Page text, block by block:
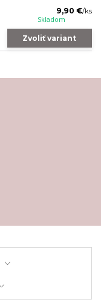
9,90 €/ks
Skladom
Zvoliť variant